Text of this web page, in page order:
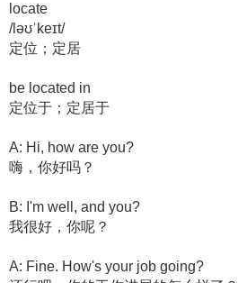
locate
/ləʊˈkeɪt/
定位；定居
be located in
定位于；定居于
A: Hi, how are you?
嗨，你好吗？
B: I'm well, and you?
我很好，你呢？
A: Fine. How's your job going?